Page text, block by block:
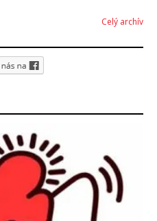
Celý archív